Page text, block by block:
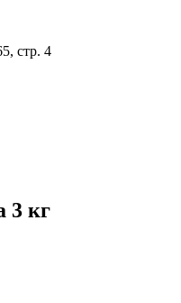
стр. 4
3 кг